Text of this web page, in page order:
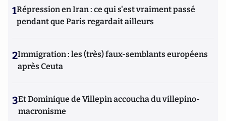
1Répression en Iran : ce qui s'est vraiment passé
pendant que Paris regardait ailleurs
2Immigration : les (très) faux-semblants européens
après Ceuta
3Et Dominique de Villepin accoucha du villepino-
macronisme